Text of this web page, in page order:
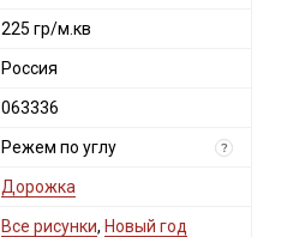
225 гр/м.кв
Россия
063336
Режем по углу ?
Дорожка
Все рисунки, Новый год